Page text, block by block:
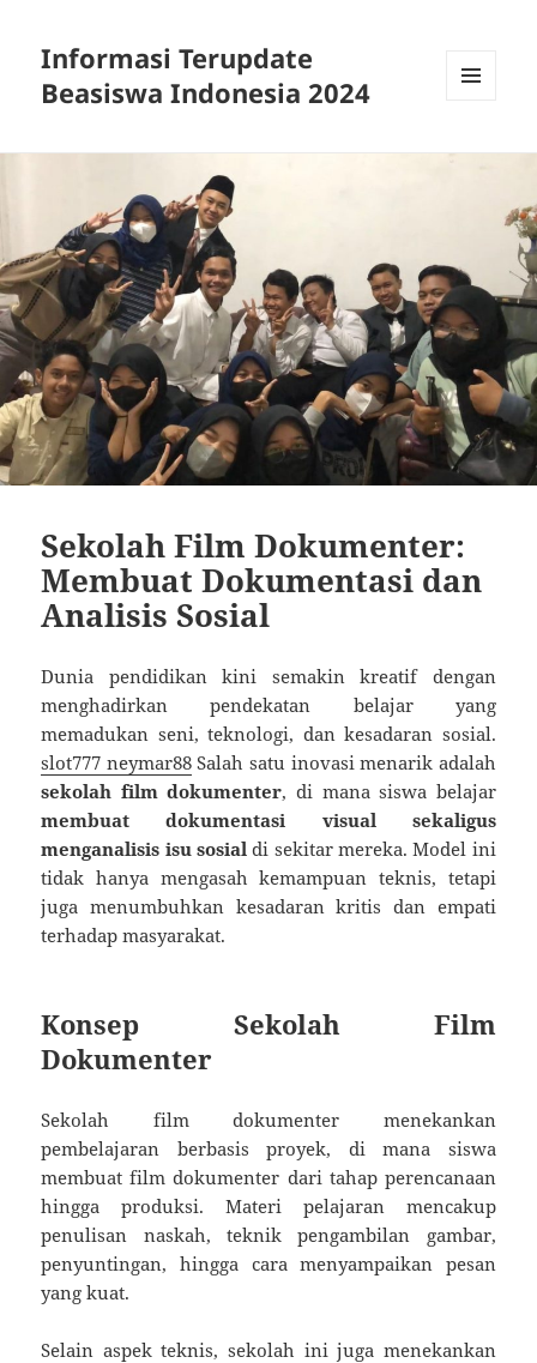
Informasi Terupdate
Beasiswa Indonesia 2024
WIDGETS
Sekolah Film Dokumenter:
Membuat Dokumentasi dan
Analisis Sosial
Dunia pendidikan kini semakin kreatif dengan
menghadirkan pendekatan belajar yang
memadukan seni, teknologi, dan kesadaran sosial.
slot777 neymar88Salah satu inovasi menarik adalah
sekolah film dokumenter, di mana siswa belajar
membuat dokumentasi visual sekaligus
menganalisis isu sosial di sekitar mereka. Model ini
tidak hanya mengasah kemampuan teknis, tetapi
juga menumbuhkan kesadaran kritis dan empati
terhadap masyarakat.
Konsep Sekolah Film
Dokumenter
Sekolah film dokumenter menekankan
pembelajaran berbasis proyek, di mana siswa
membuat film dokumenter dari tahap perencanaan
hingga produksi. Materi pelajaran mencakup
penulisan naskah, teknik pengambilan gambar,
penyuntingan, hingga cara menyampaikan pesan
yang kuat.
Selain aspek teknis, sekolah ini juga menekankan